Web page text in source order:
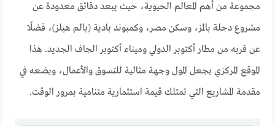
مجموعة من أهم المعالم الحيوية، حيث يبعد دقائق معدودة عن
مشروع دجلة بالمز، وسكن مصر، وكمبوند بادية (بالم هيلز)، فضلًا
عن قربه من مطار أكتوبر الدولي وميناء أكتوبر الجاف الجديد. هذا
الموقع المركزي يجعل المول وجهة مثالية للتسوق والأعمال، ويضعه في
مقدمة المشاريع التي تمتلك قيمة استثمارية متنامية بمرور الوقت.